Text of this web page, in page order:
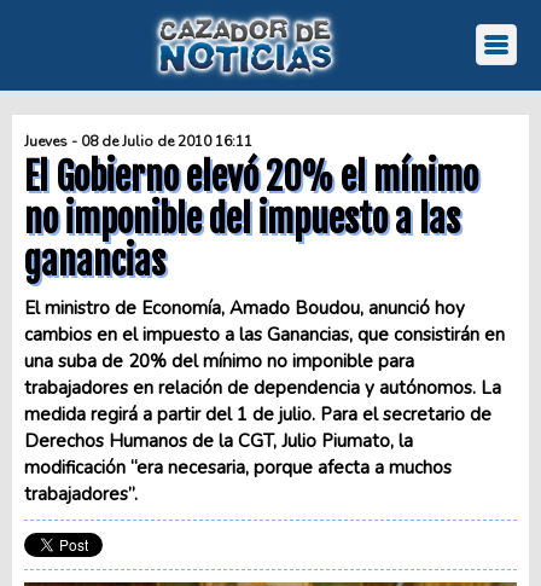
Jueves - 08 de Julio de 2010 16:11
El Gobierno elevó 20% el mínimo
no imponible del impuesto a las
ganancias
El ministro de Economía, Amado Boudou, anunció hoy
cambios en el impuesto a las Ganancias, que consistirán en
una suba de 20% del mínimo no imponible para
trabajadores en relación de dependencia y autónomos. La
medida regirá a partir del 1 de julio. Para el secretario de
Derechos Humanos de la CGT, Julio Piumato, la
modificación “era necesaria, porque afecta a muchos
trabajadores”.